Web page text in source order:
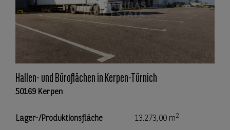
Hallen- und Büroflächen in Kerpen-Türnich
50169 Kerpen
Lager-/Produktionsfläche 13.273,00 m2